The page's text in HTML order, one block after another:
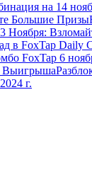
на 14
Большие Призы
Ноября:
в FoxTap Daily
FoxTap 6
Выигрыша
г.